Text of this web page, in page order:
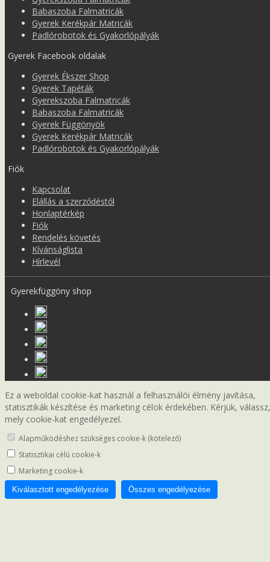
Babaszoba Falmatricák
Gyerek Kerékpár Matricák
Padlórobotok és Gyakorlópályák
Gyerek Facebook oldalak
Gyerek Ékszer Shop
Gyerek Tapéták
Gyerekszoba Falmatricák
Babaszoba Falmatricák
Gyerek Függönyök
Gyerek Kerékpár Matricák
Padlórobotok és Gyakorlópályák
Fiók
Kapcsolat
Elállás a szerződéstől
Honlaptérkép
Fiók
Rendelés követés
Kívánságlista
Hírlevél
Gyerekfüggöny shop
Ez a weboldal cookie-kat használ a felhasználói élmény javítása,
statisztikák készítése és marketing célok érdekében. Kérjük, válassz,
mely cookie-kat engedélyezel.
Alapműködéshez szükséges cookie-k (kötelező)
Statisztikai célú cookie-k
Marketing cookie-k
Kiválasztott engedélyezése Összes engedélyezése